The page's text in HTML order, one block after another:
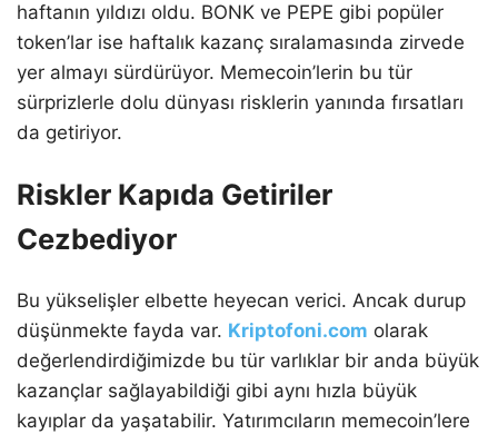
haftanın yıldızı oldu. BONK ve PEPE gibi popüler
token’lar ise haftalık kazanç sıralamasında zirvede
yer almayı sürdürüyor. Memecoin’lerin bu tür
sürprizlerle dolu dünyası risklerin yanında fırsatları
da getiriyor.
Riskler Kapıda Getiriler
Cezbediyor
Bu yükselişler elbette heyecan verici. Ancak durup
düşünmekte fayda var. Kriptofoni.com olarak
değerlendirdiğimizde bu tür varlıklar bir anda büyük
kazançlar sağlayabildiği gibi aynı hızla büyük
kayıplar da yaşatabilir. Yatırımcıların memecoin’lere